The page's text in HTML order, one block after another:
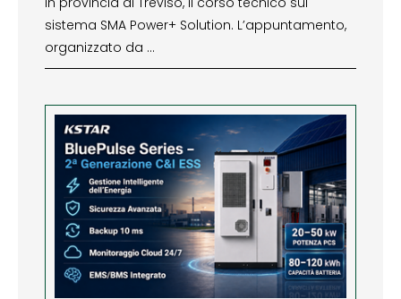
sistema SMA Power+ Solution. L’appuntamento,
organizzato da …